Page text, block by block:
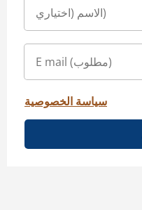
سياسة الخصوصية